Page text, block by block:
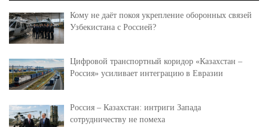
Кому не даёт покоя укрепление оборонных связей
Узбекистана с Россией?
Цифровой транспортный коридор «Казахстан –
Россия» усиливает интеграцию в Евразии
Россия – Казахстан: интриги Запада
сотрудничеству не помеха